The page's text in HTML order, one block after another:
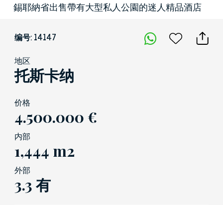
錫耶納省出售帶有大型私人公園的迷人精品酒店
编号: 14147
地区
托斯卡纳
价格
4.500.000 €
内部
1,444 m2
外部
3.3 有